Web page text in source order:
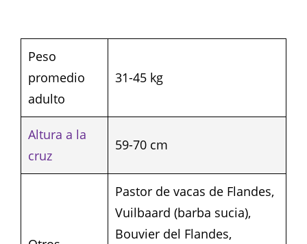
Peso
promedio
adulto
31-45 kg
Altura a la
cruz
59-70 cm
Pastor de vacas de Flandes,
Vuilbaard (barba sucia),
Bouvier del Flandes,